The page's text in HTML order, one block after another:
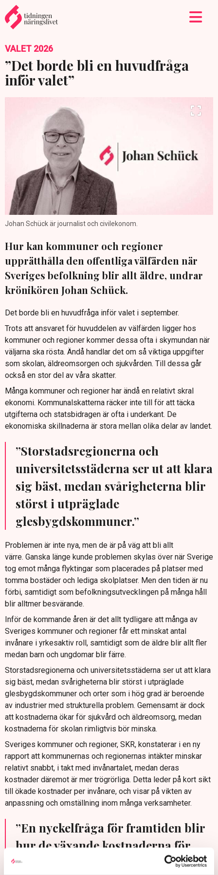
VALET 2026
”Det borde bli en huvudfråga
inför valet”
Johan Schück är journalist och civilekonom.
Hur kan kommuner och regioner
upprätthålla den offentliga välfärden när
Sveriges befolkning blir allt äldre, undrar
krönikören Johan Schück.
Det borde bli en huvudfråga inför valet i september.
Trots att ansvaret för huvuddelen av välfärden ligger hos
kommuner och regioner kommer dessa ofta i skymundan när
väljarna ska rösta. Ändå handlar det om så viktiga uppgifter
som skolan, äldreomsorgen och sjukvården. Till dessa går
också en stor del av våra skatter.
Många kommuner och regioner har ändå en relativt skral
ekonomi. Kommunalskatterna räcker inte till för att täcka
utgifterna och statsbidragen är ofta i underkant. De
ekonomiska skillnaderna är stora mellan olika delar av landet.
”Storstadsregionerna och
universitetsstäderna ser ut att klara
sig bäst, medan svårigheterna blir
störst i utpräglade
glesbygdskommuner.”
Problemen är inte nya, men de är på väg att bli allt
värre. Ganska länge kunde problemen skylas över när Sverige
tog emot många flyktingar som placerades på platser med
tomma bostäder och lediga skolplatser. Men den tiden är nu
förbi, samtidigt som befolkningsutvecklingen på många håll
blir alltmer besvärande.
Inför de kommande åren är det allt tydligare att många av
Sveriges kommuner och regioner får ett minskat antal
invånare i yrkesaktiv roll, samtidigt som de äldre blir allt fler
medan barn och ungdomar blir färre.
Storstadsregionerna och universitetsstäderna ser ut att klara
sig bäst, medan svårigheterna blir störst i utpräglade
glesbygdskommuner och orter som i hög grad är beroende
av industrier med strukturella problem. Gemensamt är dock
att kostnaderna ökar för sjukvård och äldreomsorg, medan
kostnaderna för skolan rimligtvis bör minska.
Sveriges kommuner och regioner, SKR, konstaterar i en ny
rapport att kommunernas och regionernas intäkter minskar
relativt snabbt, i takt med invånartalet, medan deras
kostnader däremot är mer trögrörliga. Detta leder på kort sikt
till ökade kostnader per invånare, och visar på vikten av
anpassning och omställning inom många verksamheter.
”En nyckelfråga för framtiden blir
hur de växande kostnaderna för
sjukvården ska betalas.”